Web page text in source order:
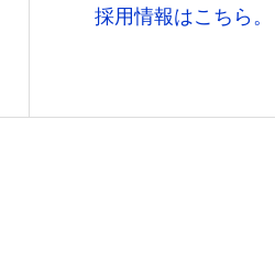
採用情報はこちら。